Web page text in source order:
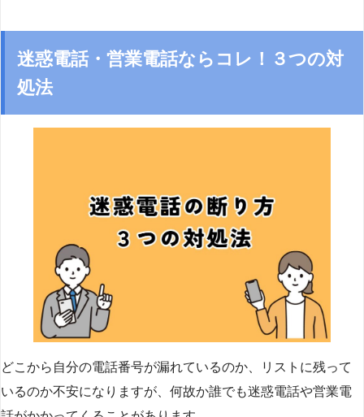
迷惑電話・営業電話ならコレ！３つの対
処法
どこから自分の電話番号が漏れているのか、リストに残って
いるのか不安になりますが、何故か誰でも迷惑電話や営業電